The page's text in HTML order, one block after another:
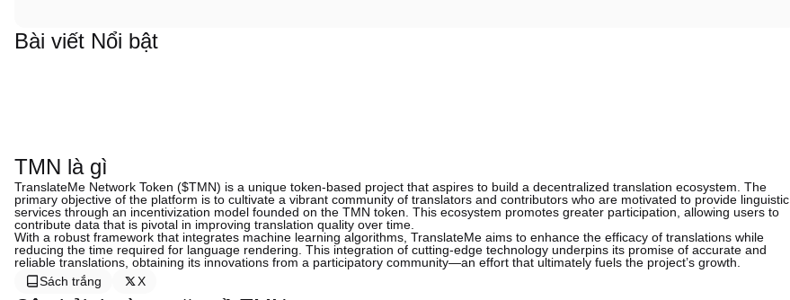
Bài viết Nổi bật
TMN là gì
TranslateMe Network Token ($TMN) is a unique token-based project that aspires to build a decentralized translation ecosystem. The
primary objective of the platform is to cultivate a vibrant community of translators and contributors who are motivated to provide linguistic
services through an incentivization model founded on the TMN token. This ecosystem promotes greater participation, allowing users to
contribute data that is pivotal in improving translation quality over time.
With a robust framework that integrates machine learning algorithms, TranslateMe aims to enhance the efficacy of translations while
reducing the time required for language rendering. This integration of cutting-edge technology underpins its promise of accurate and
reliable translations, obtaining its innovations from a participatory community—an effort that ultimately fuels the project’s growth.
Sách trắng
X